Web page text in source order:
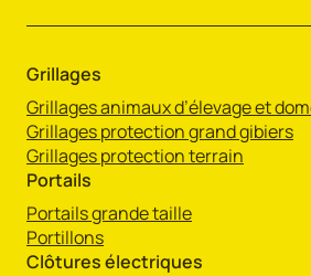
Grillages
Grillages animaux d’élevage et
Grillages protection grand gibiers
Grillages protection terrain
Portails
Portails grande taille
Portillons
Clôtures électriques